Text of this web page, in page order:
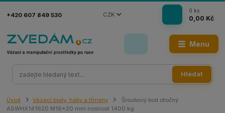
Menu
CZK
Hledat
+420 607 849 530
0 ks
0,00 Kč
Úvod Vázací body, háky a třmeny
Šroubový bod otočný
ASWHX141620 M16x20 mm nosnost 1400 kg